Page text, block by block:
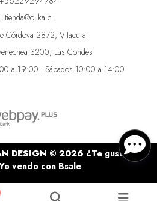
tienda@olika.cl
Córdova 2872, Vitacura
3200, Las Condes
a 19:00 - Sábados 10:00 a 14:00
DESIGN © 2026 ¿Te gusta mi
vendo con Bsale